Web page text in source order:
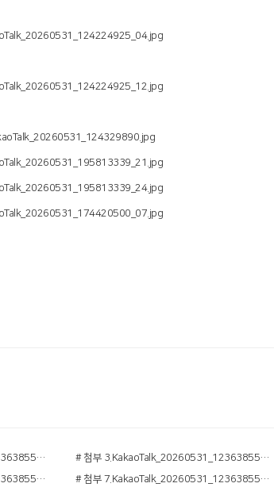
# 첨부 2.KakaoTalk_20260531_123638556_01.jpg # 첨부 3.KakaoTalk_20260531_123638556_02.jpg
# 첨부 6.KakaoTalk_20260531_123638556_06.jpg # 첨부 7.KakaoTalk_20260531_123638556_07.jpg